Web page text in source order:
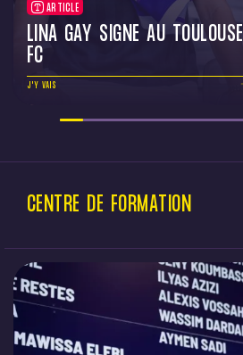
ARTICLE
LINA GAY SIGNE AU TOULOUSE
FC
J'Y VAIS
CENTRE DE FORMATION